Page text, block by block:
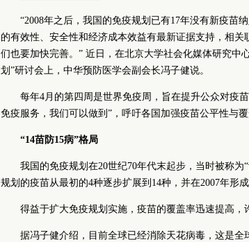
“2008年之后，我国的免疫规划已有17年没有新疫苗
的有效性、安全性和经济成本效益有最新证据支持，相
们也要加快完善。” 近日，在北京大学社会化媒体研究中
划”研讨会上，中华预防医学会副会长冯子健说。
每年4月的第四周是世界免疫周，旨在提升公众对疫
免疫服务，我们可以做到”，呼吁各国加强疫苗公平性与覆
“14苗防15病”格局
我国的免疫规划在20世纪70年代末起步，当时被称
规划的疫苗从最初的4种逐步扩展到14种，并在2007年形成
得益于扩大免疫规划实施，疫苗的覆盖率迅速提高，
据冯子健介绍，目前全球已经消除天花病毒，这是